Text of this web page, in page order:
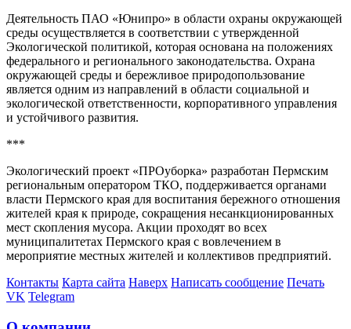
Деятельность ПАО «Юнипро» в области охраны окружающей
среды осуществляется в соответствии с утвержденной
Экологической политикой, которая основана на положениях
федерального и регионального законодательства. Охрана
окружающей среды и бережливое природопользование
является одним из направлений в области социальной и
экологической ответственности, корпоративного управления
и устойчивого развития.
***
Экологический проект «ПРОуборка» разработан Пермским
региональным оператором ТКО, поддерживается органами
власти Пермского края для воспитания бережного отношения
жителей края к природе, сокращения несанкционированных
мест скопления мусора. Акции проходят во всех
муниципалитетах Пермского края с вовлечением в
мероприятие местных жителей и коллективов предприятий.
Контакты Карта сайта Наверх Написать сообщение Печать
VK Telegram